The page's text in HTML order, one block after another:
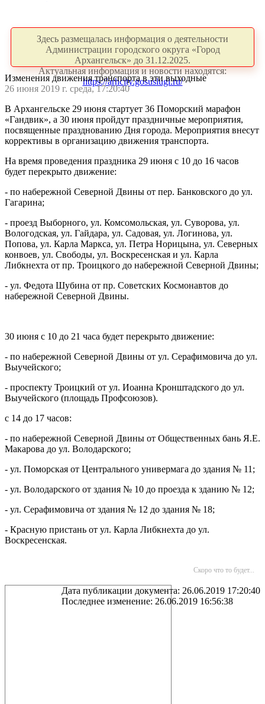
Здесь размещалась информация о деятельности
Администрации городского округа «Город
Архангельск» до 31.12.2025.
Актуальная информация и новости находятся:
https://arhcity.gosuslugi.ru/
Изменения движения транспорта в эти выходные
26 июня 2019 г. среда, 17:20:40
В Архангельске 29 июня стартует 36 Поморский марафон
«Гандвик», а 30 июня пройдут праздничные мероприятия,
посвященные празднованию Дня города. Мероприятия внесут
коррективы в организацию движения транспорта.
На время проведения праздника 29 июня с 10 до 16 часов
будет перекрыто движение:
- по набережной Северной Двины от пер. Банковского до ул.
Гагарина;
- проезд Выборного, ул. Комсомольская, ул. Суворова, ул.
Вологодская, ул. Гайдара, ул. Садовая, ул. Логинова, ул.
Попова, ул. Карла Маркса, ул. Петра Норицына, ул. Северных
конвоев, ул. Свободы, ул. Воскресенская и ул. Карла
Либкнехта от пр. Троицкого до набережной Северной Двины;
- ул. Федота Шубина от пр. Советских Космонавтов до
набережной Северной Двины.
30 июня с 10 до 21 часа будет перекрыто движение:
- по набережной Северной Двины от ул. Серафимовича до ул.
Выучейского;
- проспекту Троицкий от ул. Иоанна Кронштадского до ул.
Выучейского (площадь Профсоюзов).
с 14 до 17 часов:
- по набережной Северной Двины от Общественных бань Я.Е.
Макарова до ул. Володарского;
- ул. Поморская от Центрального универмага до здания № 11;
- ул. Володарского от здания № 10 до проезда к зданию № 12;
- ул. Серафимовича от здания № 12 до здания № 18;
- Красную пристань от ул. Карла Либкнехта до ул.
Воскресенская.
Скоро что то будет...
Дата публикации документа: 26.06.2019 17:20:40
Последнее изменение: 26.06.2019 16:56:38